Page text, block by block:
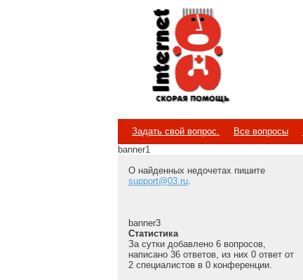
Internet
Скорая помощь
Задать свой вопрос. Все вопросы
banner1
О найденных недочетах пишите
support@03.ru.
banner3
Статистика
За сутки добавлено 6 вопросов,
написано 36 ответов, из них 0 ответ от
2 специалистов в 0 конференции.